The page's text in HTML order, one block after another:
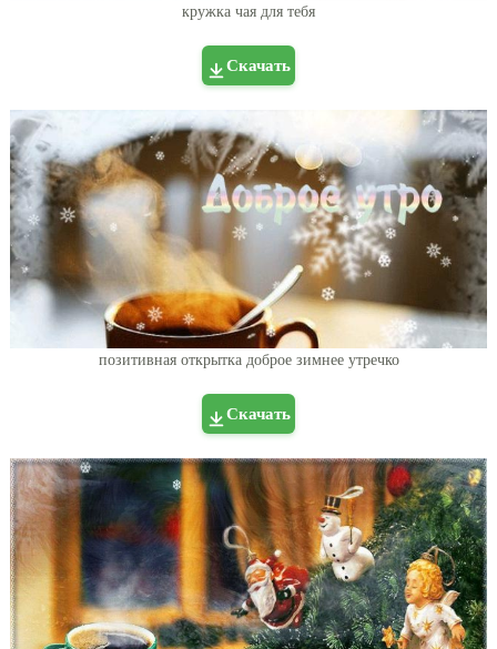
кружка чая для тебя
Скачать
позитивная открытка доброе зимнее утречко
Скачать